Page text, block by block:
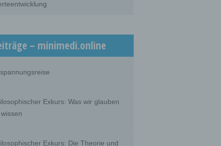
– minimedi.online
Exkurs: Was wir glauben
Exkurs: Die Theorie und